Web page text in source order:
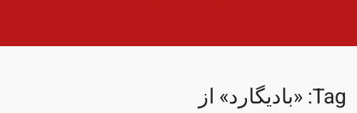
Tag: «بادیگارد» از